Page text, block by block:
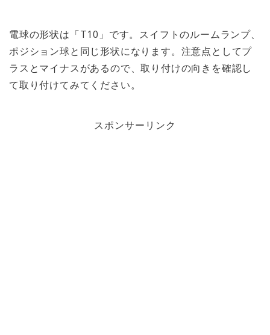
電球の形状は「T10」です。スイフトのルームランプ、
ポジション球と同じ形状になります。注意点としてプ
ラスとマイナスがあるので、取り付けの向きを確認し
て取り付けてみてください。
スポンサーリンク